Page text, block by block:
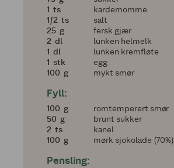
11 ts
kardemomme
en halv
1/2 ts
salt
25
25 g
fersk gjær
2
2 dl
lunken helmelk
11 dl
lunken kremfløte
11 stk
egg
100
100 g mykt smør
Fyll:
100
100 g
romtemperert smør
50
50 g
brunt sukker
2
2 ts
kanel
100
100 g mørk sjokolade (70%)
Pensling: